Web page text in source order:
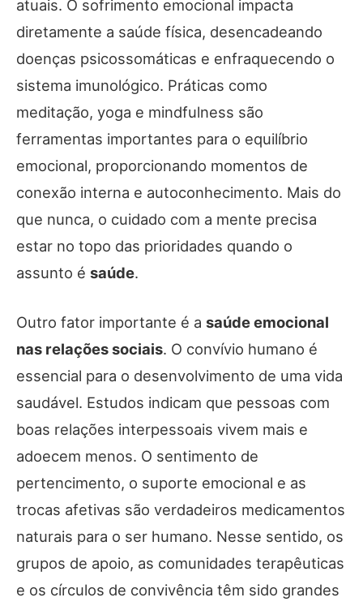
atuais. O sofrimento emocional impacta
diretamente a saúde física, desencadeando
doenças psicossomáticas e enfraquecendo o
sistema imunológico. Práticas como
meditação, yoga e mindfulness são
ferramentas importantes para o equilíbrio
emocional, proporcionando momentos de
conexão interna e autoconhecimento. Mais do
que nunca, o cuidado com a mente precisa
estar no topo das prioridades quando o
assunto é saúde.
Outro fator importante é a saúde emocional
nas relações sociais. O convívio humano é
essencial para o desenvolvimento de uma vida
saudável. Estudos indicam que pessoas com
boas relações interpessoais vivem mais e
adoecem menos. O sentimento de
pertencimento, o suporte emocional e as
trocas afetivas são verdadeiros medicamentos
naturais para o ser humano. Nesse sentido, os
grupos de apoio, as comunidades terapêuticas
e os círculos de convivência têm sido grandes